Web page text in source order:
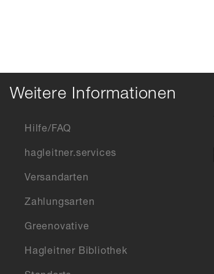
Weitere Informationen
Hilfe/FAQ
hagleitner.services
Versandarten
Zahlungsarten
Greenovative
Hagleitner Bibliothek